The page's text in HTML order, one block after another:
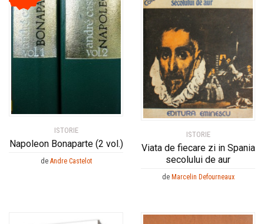
ISTORIE
Napoleon Bonaparte (2 vol.)
de Andre Castelot
ISTORIE
Viata de fiecare zi in Spania
secolului de aur
de Marcelin Defourneaux